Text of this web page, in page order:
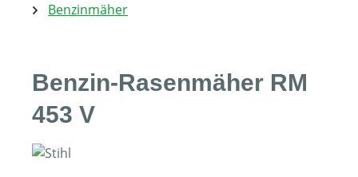
Benzinmäher
Benzin-Rasenmäher RM
453 V